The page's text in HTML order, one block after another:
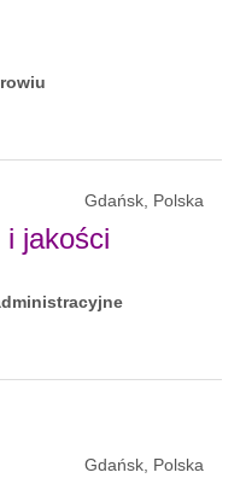
Gdańsk, Polska
i jakości
Gdańsk, Polska